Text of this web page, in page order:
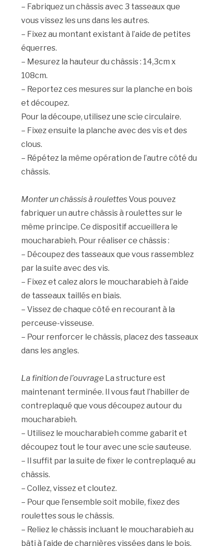
– Fabriquez un châssis avec 3 tasseaux que
vous vissez les uns dans les autres.
– Fixez au montant existant à l’aide de petites
équerres.
– Mesurez la hauteur du châssis : 14,3cm x
108cm.
– Reportez ces mesures sur la planche en bois
et découpez.
Pour la découpe, utilisez une scie circulaire.
– Fixez ensuite la planche avec des vis et des
clous.
– Répétez la même opération de l’autre côté du
châssis.
Monter un châssis à roulettesVous pouvez
fabriquer un autre châssis à roulettes sur le
même principe. Ce dispositif accueillera le
moucharabieh. Pour réaliser ce châssis :
– Découpez des tasseaux que vous rassemblez
par la suite avec des vis.
– Fixez et calez alors le moucharabieh à l’aide
de tasseaux taillés en biais.
– Vissez de chaque côté en recourant à la
perceuse-visseuse.
– Pour renforcer le châssis, placez des tasseaux
dans les angles.
La finition de l’ouvrage La structure est
maintenant terminée. Il vous faut l’habiller de
contreplaqué que vous découpez autour du
moucharabieh.
– Utilisez le moucharabieh comme gabarit et
découpez tout le tour avec une scie sauteuse.
– Il suffit par la suite de fixer le contreplaqué au
châssis.
– Collez, vissez et cloutez.
– Pour que l’ensemble soit mobile, fixez des
roulettes sous le châssis.
– Reliez le châssis incluant le moucharabieh au
bâti à l’aide de charnières vissées dans le bois.